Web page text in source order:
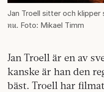
Jan Troell sitter och klipper
nu. Foto: Mikael Timm
Jan Troell är en av
kanske är han den
bäst. Troell har